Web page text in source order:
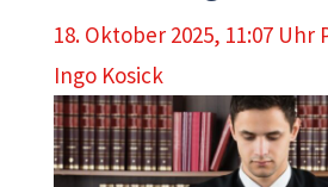
18. Oktober 2025, 11:07 Uhr
Ingo Kosick